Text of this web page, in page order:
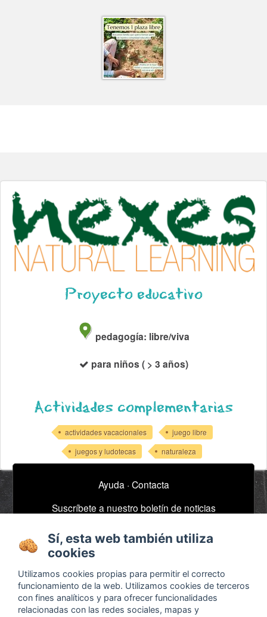
Proyecto educativo
pedagogía: libre/viva
para niños ( > 3 años)
Actividades complementarias
actividades vacacionales
juego libre
juegos y ludotecas
naturaleza
Ayuda · Contacta
Suscríbete a nuestro boletín de noticias
Acerca de
Términos y
condiciones
Anuncios / Empleo
Timeline
Bibliografía
Sí, esta web también utiliza
cookies
Utilizamos cookies propias para permitir el correcto
funcionamiento de la web. Utilizamos cookies de terceros
con fines analíticos y para ofrecer funcionalidades
relacionadas con las redes sociales, mapas y